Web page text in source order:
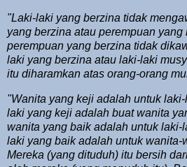
"Laki-laki yang berzina tidak
yang berzina atau perempuan yang
perempuan yang berzina tidak
laki yang berzina atau laki-laki
itu diharamkan atas orang-orang
"Wanita yang keji adalah untuk
laki yang keji adalah buat wanita
wanita yang baik adalah untuk laki-
laki yang baik adalah untuk wanita-
Mereka (yang dituduh) itu bersih